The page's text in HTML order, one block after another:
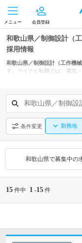
メニュー 会員登録
和歌山県／制御設計（
採用情報
和歌山県／制御設計（工作機
す。マイナビ転職では、電気
和歌山県／制御設
条件変更 勤務地
和歌山県で募集中の
15 件中 1 -15 件